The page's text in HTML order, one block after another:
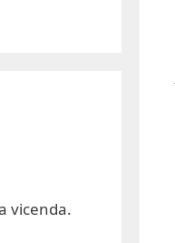
vicenda.